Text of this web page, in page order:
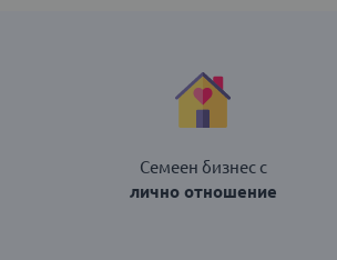
Семеен бизнес с
лично отношение